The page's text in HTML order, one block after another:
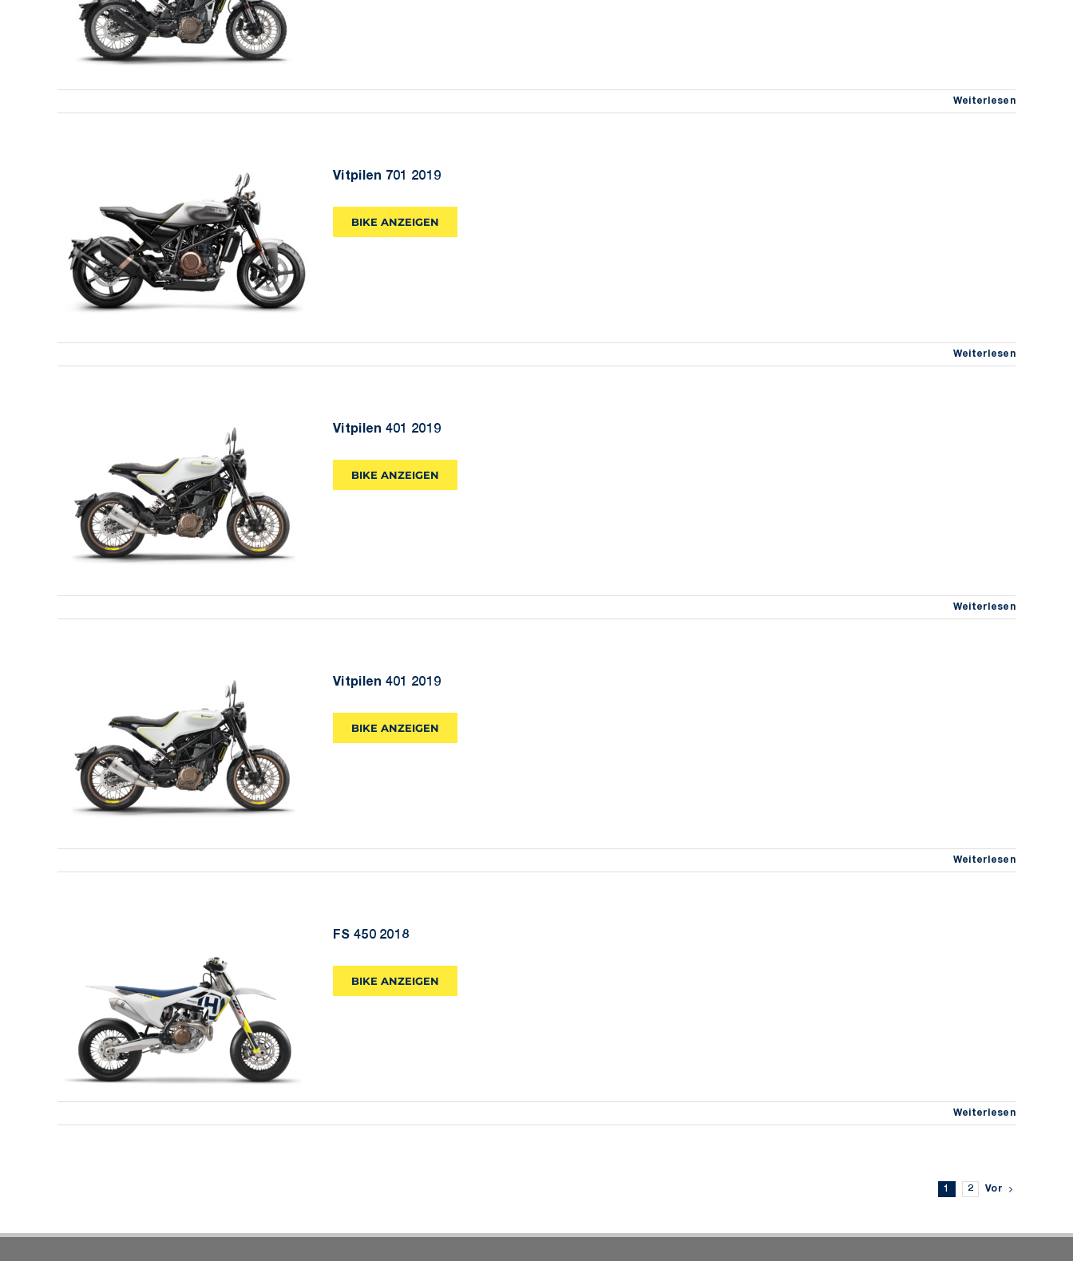
Svartpilen 401 2019
Weiterlesen
Vitpilen 701 2019
Vitpilen 701 2019
BIKE ANZEIGEN
Weiterlesen
Vitpilen 401 2019
Vitpilen 401 2019
BIKE ANZEIGEN
Weiterlesen
Vitpilen 401 2019
Vitpilen 401 2019
BIKE ANZEIGEN
Weiterlesen
FS 450 2018
FS 450 2018
BIKE ANZEIGEN
Weiterlesen
1 2 Vor